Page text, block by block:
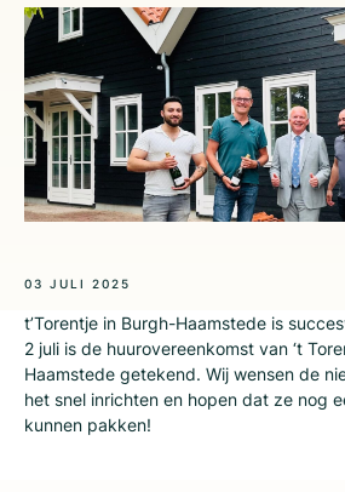
03 JULI 2025
t’Torentje in Burgh-Haamstede is
2 juli is de huurovereenkomst van ‘t
Haamstede getekend. Wij wensen de
het snel inrichten en hopen dat ze nog
kunnen pakken!